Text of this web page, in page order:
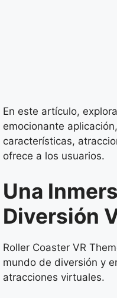
En este artículo,
emocionante
características,
ofrece a los usuarios.
Una
Diversión
Roller Coaster VR
mundo de diversión y
atracciones virtuales.